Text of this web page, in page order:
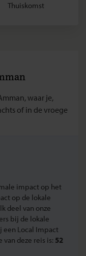
Thuiskomst
waar je,
of in de vroege
impact op het
op de lokale
deel van onze
bij de lokale
een Local Impact
deze reis is: 52